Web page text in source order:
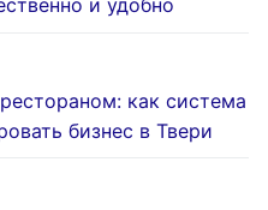
и удобно
как система
бизнес в Твери